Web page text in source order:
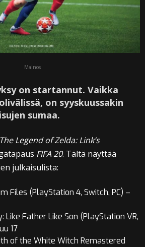
Mainos
on startannut. Vaikka
on syyskuussakin
sumaa.
The Legend of Zelda: Link’s
FIFA 20. Tältä näyttää
julkaisulista:
Files (PlayStation 4, Switch, PC) –
Like Father Like Son (PlayStation VR,
17
of the White Witch Remastered